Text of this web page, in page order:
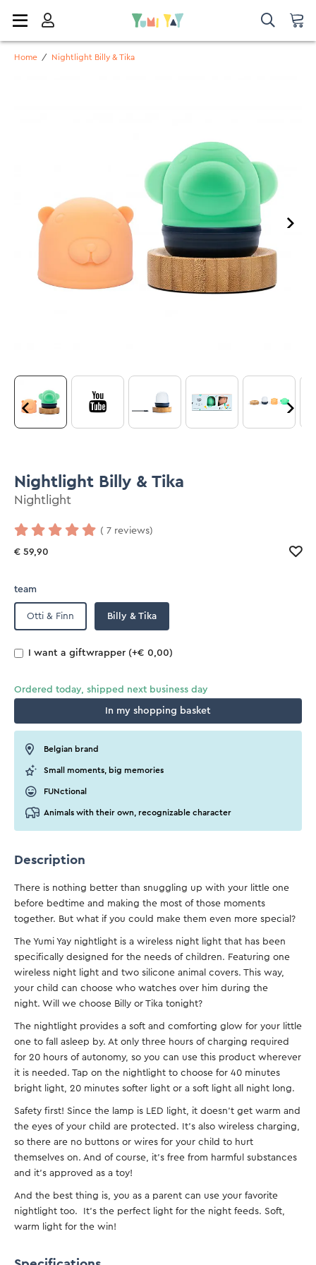
Home / Nightlight Billy & Tika
Nightlight Billy & Tika
Nightlight
( 7 reviews)
€ 59,90
team
Otti & Finn Billy & Tika
I want a giftwrapper (+€ 0,00)
Ordered today, shipped next business day
In my shopping basket
Belgian brand
Small moments, big memories
FUNctional
Animals with their own, recognizable character
Description
There is nothing better than snuggling up with your little one
before bedtime and making the most of those moments
together. But what if you could make them even more special?
The Yumi Yay nightlight is a wireless night light that has been
specifically designed for the needs of children. Featuring one
wireless night light and two silicone animal covers. This way,
your child can choose who watches over him during the
night. Will we choose Billy or Tika tonight?
The nightlight provides a soft and comforting glow for your little
one to fall asleep by. At only three hours of charging required
for 20 hours of autonomy, so you can use this product wherever
it is needed. Tap on the nightlight to choose for 40 minutes
bright light, 20 minutes softer light or a soft light all night long.
Safety first! Since the lamp is LED light, it doesn’t get warm and
the eyes of your child are protected. It’s also wireless charging,
so there are no buttons or wires for your child to hurt
themselves on. And of course, it’s free from harmful substances
and it’s approved as a toy!
And the best thing is, you as a parent can use your favorite
nightlight too. It’s the perfect light for the night feeds. Soft,
warm light for the win!